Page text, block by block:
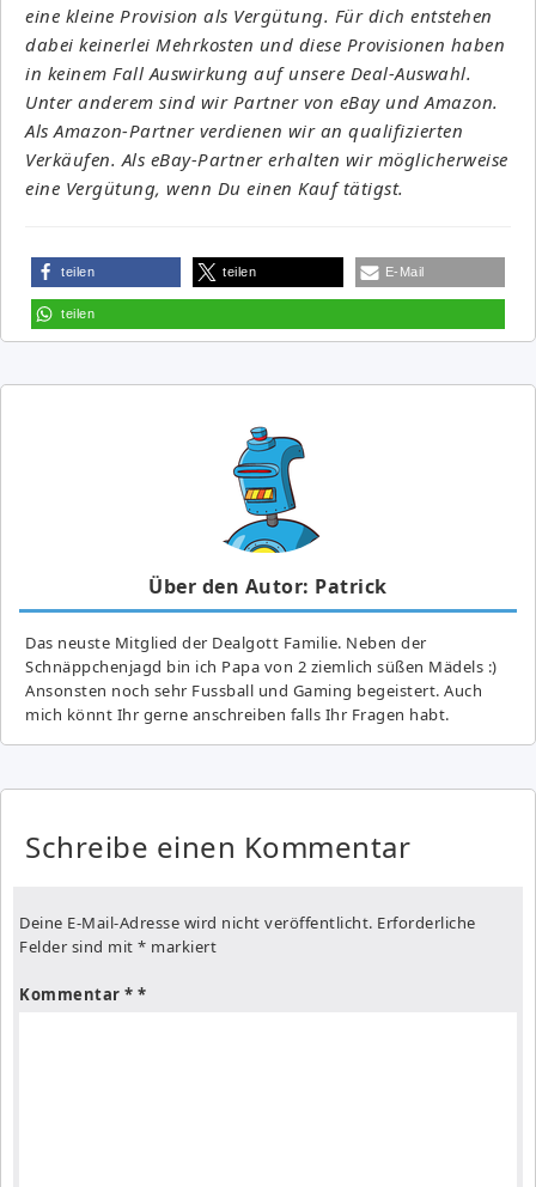
eine kleine Provision als Vergütung. Für dich entstehen
dabei keinerlei Mehrkosten und diese Provisionen haben
in keinem Fall Auswirkung auf unsere Deal-Auswahl.
Unter anderem sind wir Partner von eBay und Amazon.
Als Amazon-Partner verdienen wir an qualifizierten
Verkäufen. Als eBay-Partner erhalten wir möglicherweise
eine Vergütung, wenn Du einen Kauf tätigst.
teilen teilen E-Mail
teilen
Über den Autor: Patrick
Das neuste Mitglied der Dealgott Familie. Neben der
Schnäppchenjagd bin ich Papa von 2 ziemlich süßen Mädels :)
Ansonsten noch sehr Fussball und Gaming begeistert. Auch
mich könnt Ihr gerne anschreiben falls Ihr Fragen habt.
Schreibe einen Kommentar
Deine E-Mail-Adresse wird nicht veröffentlicht. Erforderliche
Felder sind mit * markiert
Kommentar *